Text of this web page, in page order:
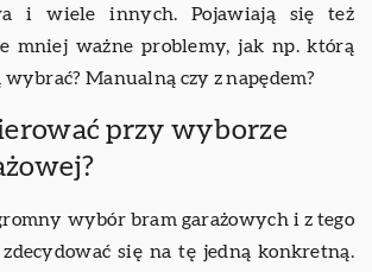
i wiele innych. Pojawiają się też
mniej ważne problemy, jak np. którą
Manualną czy z napędem?
przy wyborze
wybór bram garażowych i z tego
się na tę jedną konkretną.